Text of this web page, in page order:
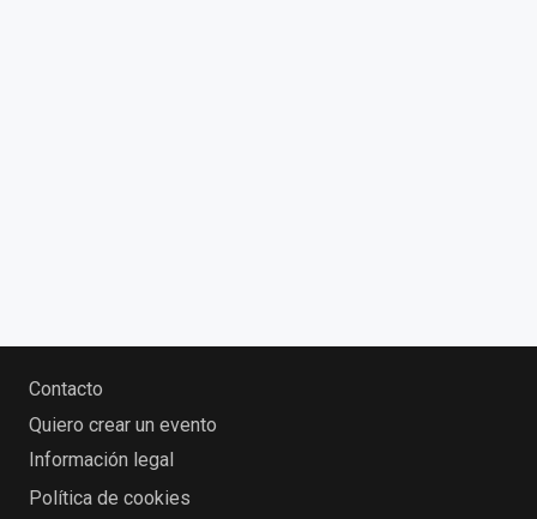
Contacto
Quiero crear un evento
Información legal
Política de cookies